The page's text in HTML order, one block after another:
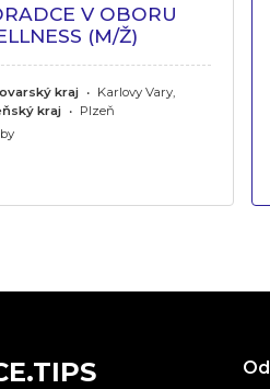
V OBORU
(M/Ž)
kraj • Karlovy Vary,
kraj • Plzeň